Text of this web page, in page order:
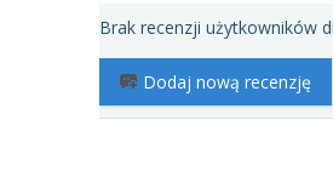
Brak recenzji użytkowników
Dodaj nową recenzję